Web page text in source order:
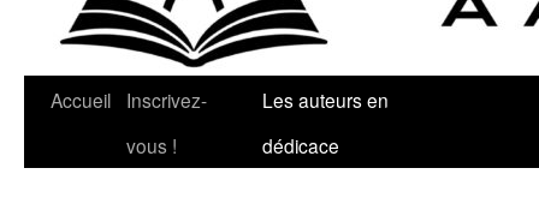
Accueil
Inscrivez-
vous !
Les auteurs en
dédicace